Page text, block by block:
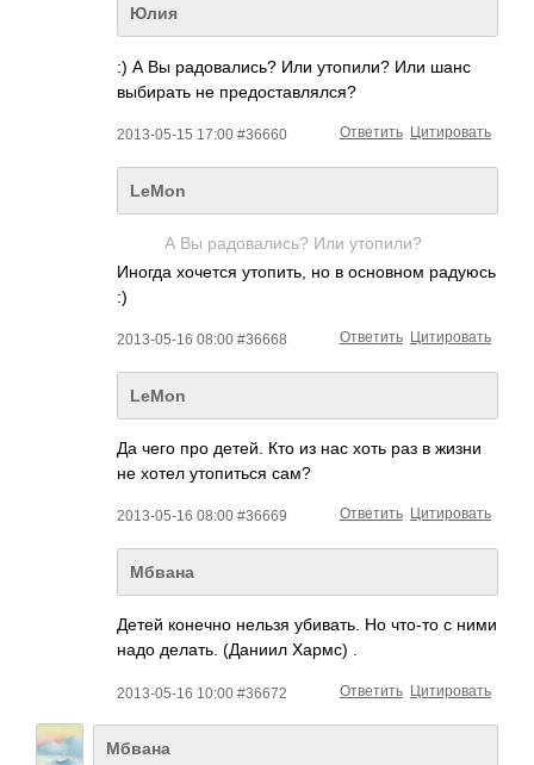
Юлия
:) А Вы радовались? Или утопили? Или шанс
выбирать не предоставлялся?
2013-05-15 17:00 #36660 Цитировать
Ответить
LeMon
А Вы радовались? Или утопили?
Иногда хочется утопить, но в основном радуюсь
:)
2013-05-16 08:00 #36668 Цитировать
Ответить
LeMon
Да чего про детей. Кто из нас хоть раз в жизни
не хотел утопиться сам?
2013-05-16 08:00 #36669 Цитировать
Ответить
Мбвана
Детей конечно нельзя убивать. Но что-то с ними
надо делать. (Даниил Хармс) .
2013-05-16 10:00 #36672 Цитировать
Ответить
Мбвана